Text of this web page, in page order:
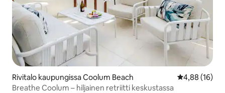
Rivitalo kaupungissa Coolum Beach
4,88 (16)
Breathe Coolum – hiljainen retriitti keskustassa